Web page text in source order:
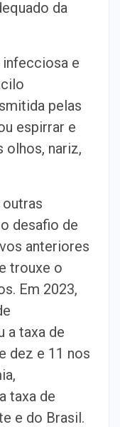
da
infecciosa e
pelas
espirrar e
olhos, nariz,
outras
desafio de
anteriores
trouxe o
Em 2023,
a taxa de
dez e 11 nos
taxa de
e do Brasil.